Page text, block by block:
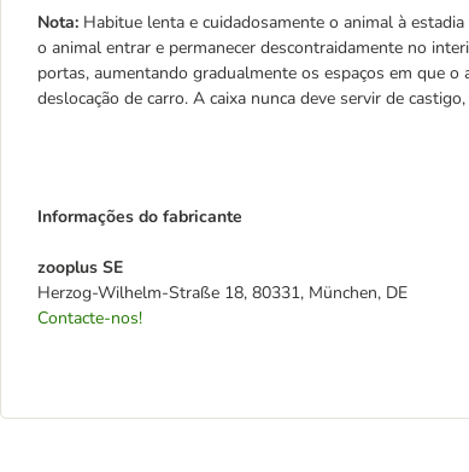
Nota: Habitue lenta e cuidadosamente o animal à
o animal entrar e permanecer descontraidamente no
portas, aumentando gradualmente os espaços em que
deslocação de carro. A caixa nunca deve servir de
Informações do fabricante
zooplus SE
Herzog-Wilhelm-Straße 18, 80331, München, DE
Contacte-nos!